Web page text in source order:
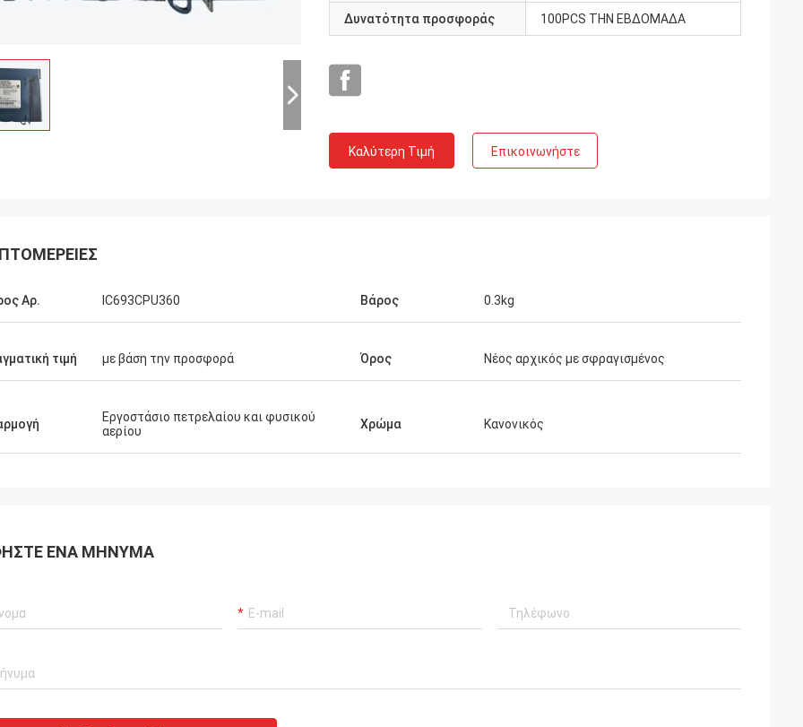
Δυνατότητα προσφοράς 100PCS ΤΗΝ ΕΒΔΟΜΑΔΑ
Καλύτερη Τιμή Επικοινωνήστε
Αρ. IC693CPU360 Βάρος 0.3kg
τιμή με βάση την προσφορά Όρος Νέος αρχικός με σφραγισμένος
Εργοστάσιο πετρελαίου και φυσικού
αερίου
Χρώμα Κανονικός
ΈΝΑ ΜΉΝΥΜΑ